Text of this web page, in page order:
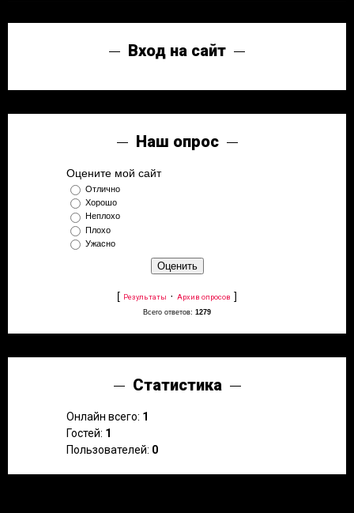
Вход на сайт
Наш опрос
Оцените мой сайт
Отлично
Хорошо
Неплохо
Плохо
Ужасно
[ Результаты · Архив опросов ]
Всего ответов: 1279
Статистика
Онлайн всего: 1
Гостей: 1
Пользователей: 0